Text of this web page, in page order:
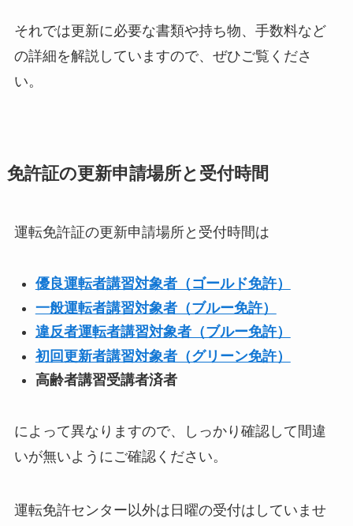
それでは更新に必要な書類や持ち物、手数料など
の詳細を解説していますので、ぜひご覧くださ
い。
免許証の更新申請場所と受付時間
運転免許証の更新申請場所と受付時間は
優良運転者講習対象者（ゴールド免許）
一般運転者講習対象者（ブルー免許）
違反者運転者講習対象者（ブルー免許）
初回更新者講習対象者（グリーン免許）
高齢者講習受講者済者
によって異なりますので、しっかり確認して間違
いが無いようにご確認ください。
運転免許センター以外は日曜の受付はしていませ